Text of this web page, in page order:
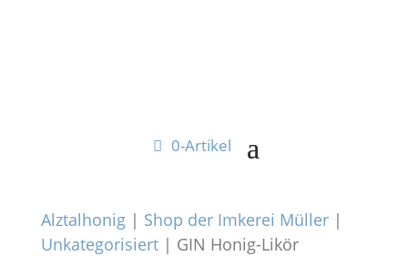
0-Artikel
Alztalhonig| Shop der Imkerei Müller|
Unkategorisiert| GIN Honig-Likör